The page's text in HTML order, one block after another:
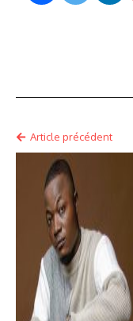
Article précédent